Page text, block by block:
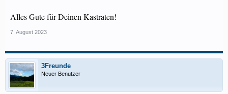
Alles Gute für Deinen Kastraten!
7. August 2023
3Freunde
Neuer Benutzer